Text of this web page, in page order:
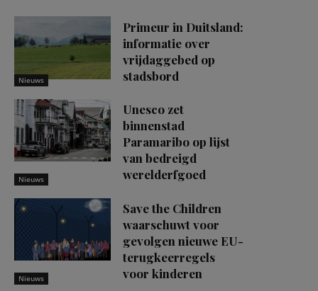
Nieuws
Primeur in Duitsland:
informatie over
vrijdaggebed op
stadsbord
Nieuws
Unesco zet
binnenstad
Paramaribo op lijst
van bedreigd
werelderfgoed
Nieuws
Save the Children
waarschuwt voor
gevolgen nieuwe EU-
terugkeerregels
voor kinderen